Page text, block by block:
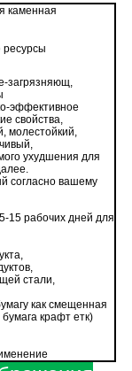
каменная
ресурсы
загрязняющ,
эффективное
свойства,
молестойкий,
ухудшения для
согласно вашему
15 рабочих дней для
стали,
как смещенная
бумага крафт етк)